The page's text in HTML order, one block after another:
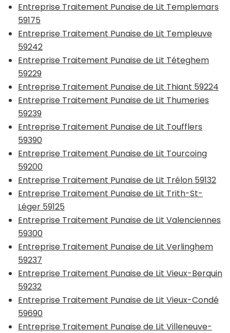
Entreprise Traitement Punaise de Lit Templemars
59175
Entreprise Traitement Punaise de Lit Templeuve
59242
Entreprise Traitement Punaise de Lit Téteghem
59229
Entreprise Traitement Punaise de Lit Thiant 59224
Entreprise Traitement Punaise de Lit Thumeries
59239
Entreprise Traitement Punaise de Lit Toufflers
59390
Entreprise Traitement Punaise de Lit Tourcoing
59200
Entreprise Traitement Punaise de Lit Trélon 59132
Entreprise Traitement Punaise de Lit Trith-St-
Léger 59125
Entreprise Traitement Punaise de Lit Valenciennes
59300
Entreprise Traitement Punaise de Lit Verlinghem
59237
Entreprise Traitement Punaise de Lit Vieux-Berquin
59232
Entreprise Traitement Punaise de Lit Vieux-Condé
59690
Entreprise Traitement Punaise de Lit Villeneuve-